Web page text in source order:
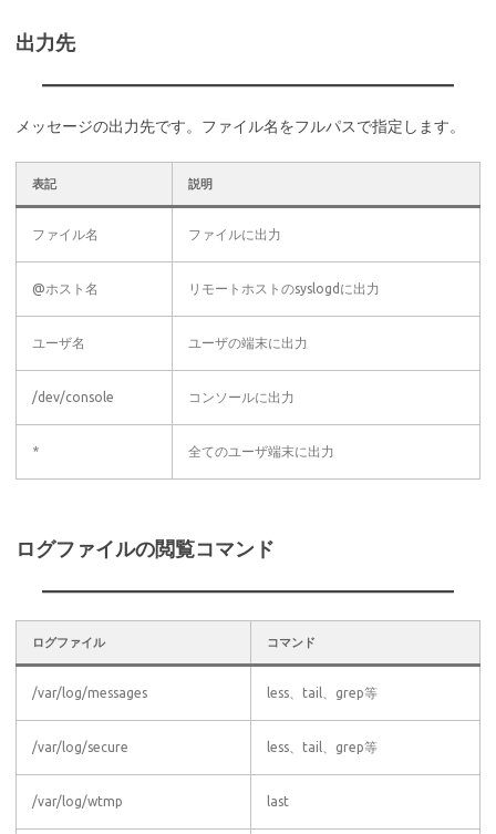
出力先
メッセージの出力先です。ファイル名をフルパスで指定します。
表記 説明
ファイル名 ファイルに出力
@ホスト名 リモートホストのsyslogdに出力
ユーザ名 ユーザの端末に出力
/dev/console コンソールに出力
* 全てのユーザ端末に出力
ログファイルの閲覧コマンド
ログファイル コマンド
/var/log/messages less、tail、grep等
/var/log/secure less、tail、grep等
/var/log/wtmp last